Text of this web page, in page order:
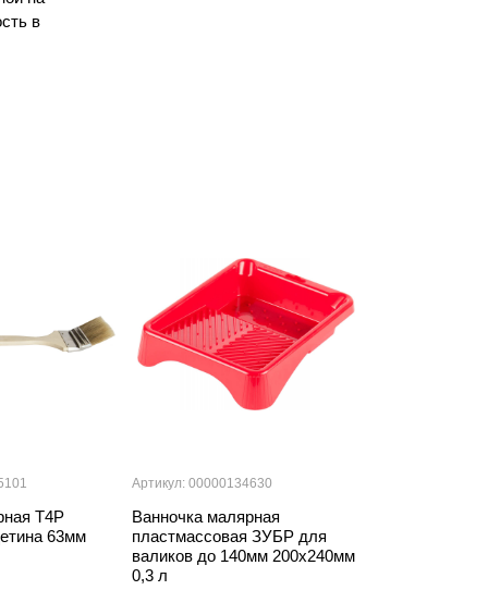
в
T4P
63мм
Артикул: 00000134630
Ванночка малярная
пластмассовая ЗУБР для
валиков до 140мм 200х240мм
0,3 л